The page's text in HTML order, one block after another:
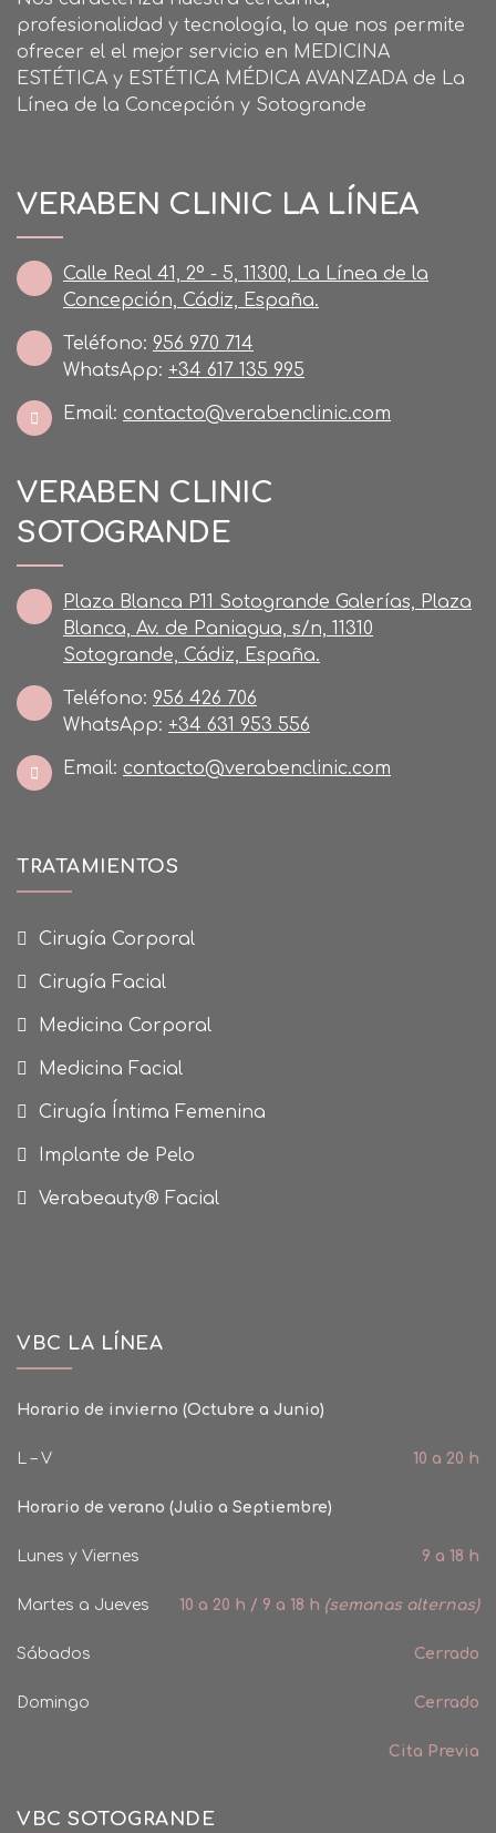
profesionalidad y tecnología, lo que nos permite
ofrecer el el mejor servicio en MEDICINA
ESTÉTICA y ESTÉTICA MÉDICA AVANZADA de La
Línea de la Concepción y Sotogrande
VERABEN CLINIC LA LÍNEA
Calle Real 41, 2º - 5, 11300, La Línea de la
Concepción, Cádiz, España.
Teléfono: 956 970 714
WhatsApp: +34 617 135 995
Email: contacto@verabenclinic.com
VERABEN CLINIC
SOTOGRANDE
Plaza Blanca P11 Sotogrande Galerías, Plaza
Blanca, Av. de Paniagua, s/n, 11310
Sotogrande, Cádiz, España.
Teléfono: 956 426 706
WhatsApp: +34 631 953 556
Email: contacto@verabenclinic.com
TRATAMIENTOS
Cirugía Corporal
Cirugía Facial
Medicina Corporal
Medicina Facial
Cirugía Íntima Femenina
Implante de Pelo
Verabeauty® Facial
VBC LA LÍNEA
Horario de invierno (Octubre a Junio)
L – V 10 a 20 h
Horario de verano (Julio a Septiembre)
Lunes y Viernes 9 a 18 h
Martes a Jueves 10 a 20 h / 9 a 18 h (semanas alternas)
Sábados Cerrado
Domingo Cerrado
Cita Previa
VBC SOTOGRANDE